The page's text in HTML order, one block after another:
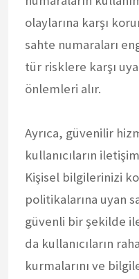
olaylarına karşı
sahte numaraları
tür risklere karşı
önlemleri alır.
Ayrıca, güvenilir
kullanıcıların
Kişisel bilgilerinizi
politikalarına uyan
güvenli bir şekilde
da kullanıcıların
kurmalarını ve